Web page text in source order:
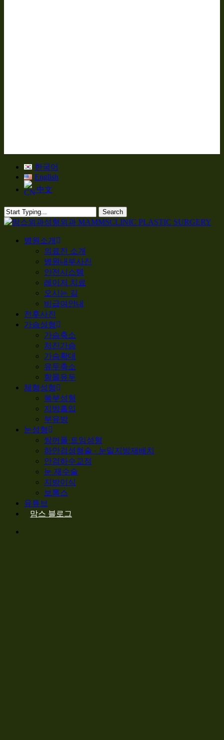
한국어
English
中文
Search
Close
Menu
병원소개
의료진 소개
병원내부사진
안전시스템
레이저 치료
오시는 길
비급여안내
전후사진
가슴성형
가슴축소
처진가슴
가슴확대
유두축소
함몰유두
체형성형
복부성형
지방흡입
부유방
눈성형
쌍꺼풀·트임성형
하안검성형술 · 눈밑지방재배치
안검하수교정
눈 재수술
지방이식
보톡스
유튜브
맘스 블 로 그